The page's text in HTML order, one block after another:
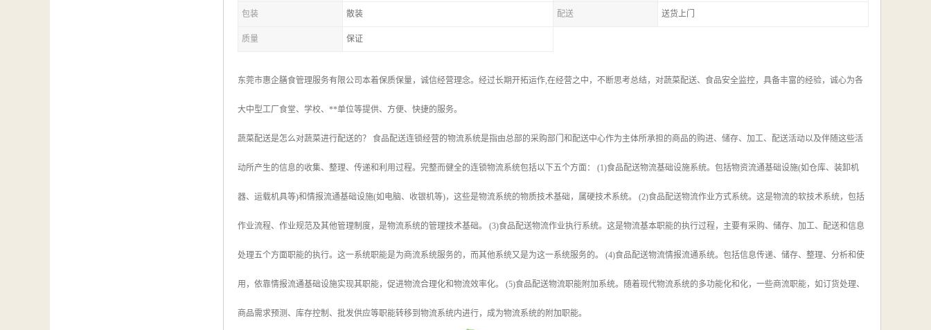
包装 散装 配送 送货上门
质量 保证
东莞市惠企膳食管理服务有限公司本着保质保量，诚信经营理念。经过长期开拓运作,在经营之中，不断思考总结，对蔬菜配送、食品安全监控，具备丰富的经验，诚心为各
大中型工厂食堂、学校、**单位等提供、方便、快捷的服务。
蔬菜配送是怎么对蔬菜进行配送的？ 食品配送连锁经营的物流系统是指由总部的采购部门和配送中心作为主体所承担的商品的购进、储存、加工、配送活动以及伴随这些活
动所产生的信息的收集、整理、传递和利用过程。完整而健全的连锁物流系统包括以下五个方面： (1)食品配送物流基础设施系统。包括物资流通基础设施(如仓库、装卸机
器、运载机具等)和情报流通基础设施(如电脑、收银机等)，这些是物流系统的物质技术基础，属硬技术系统。 (2)食品配送物流作业方式系统。这是物流的软技术系统，包括
作业流程、作业规范及其他管理制度，是物流系统的管理技术基础。 (3)食品配送物流作业执行系统。这是物流基本职能的执行过程，主要有采购、储存、加工、配送和信息
处理五个方面职能的执行。这一系统职能是为商流系统服务的，而其他系统又是为这一系统服务的。 (4)食品配送物流情报流通系统。包括信息传递、储存、整理、分析和使
用，依靠情报流通基础设施实现其职能，促进物流合理化和物流效率化。 (5)食品配送物流职能附加系统。随着现代物流系统的多功能化和化，一些商流职能，如订货处理、
商品需求预测、库存控制、批发供应等职能转移到物流系统内进行，成为物流系统的附加职能。